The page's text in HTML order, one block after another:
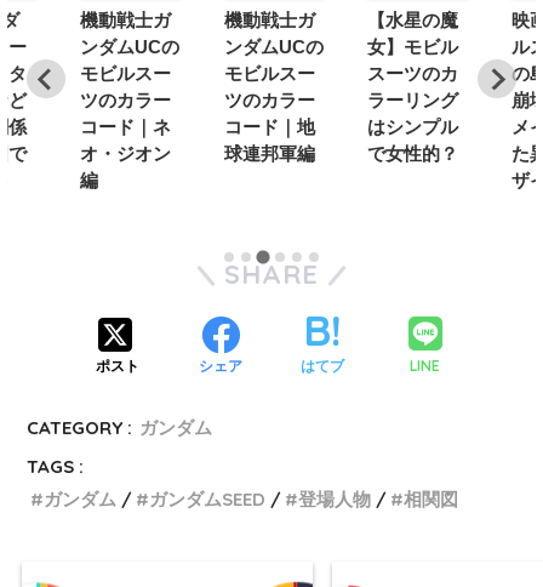
ー
タ
ど
係
で
機動戦士ガ
ンダムUCの
モビルスー
ツのカラー
コード｜ネ
オ・ジオン
編
機動戦士ガ
ンダムUCの
モビルスー
ツのカラー
コード｜地
球連邦軍編
【水星の魔
女】モビル
スーツのカ
ラーリング
はシンプル
で女性的？
映
ル
の
崩
メ
た
ザ
SHARE
ポスト シェア はてブ LINE
CATEGORY : ガンダム
TAGS :
ガンダム
ガンダムSEED 登場人物 相関図